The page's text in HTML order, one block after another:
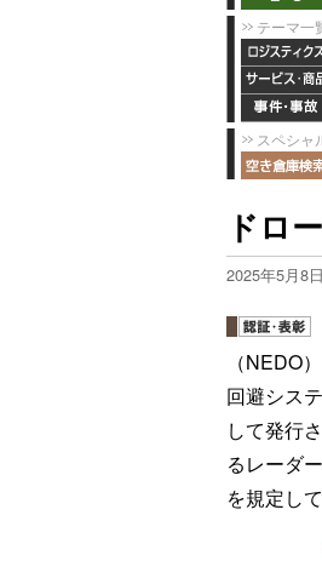
テーマ一
スペシャ
ドロ
2025年5月8
（NEDO
回避シス
して発行
るレーダ
を規定して